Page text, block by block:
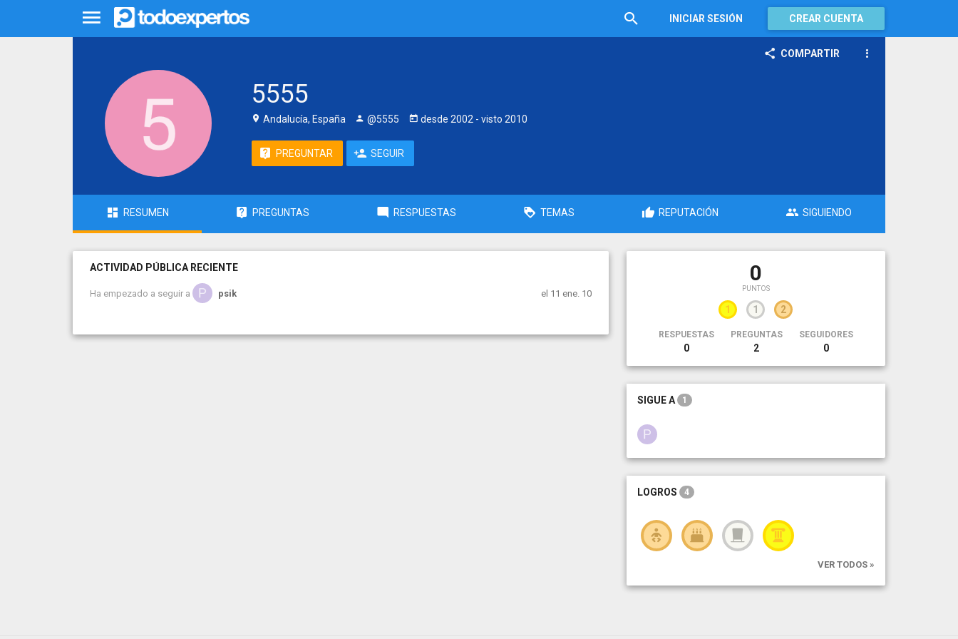
INICIAR SESIÓN CREAR CUENTA
COMPARTIR
5555
Andalucía, España @5555 desde 2002 - visto 2010
PREGUNTAR SEGUIR
RESUMEN PREGUNTAS RESPUESTAS TEMAS REPUTACIÓN SIGUIENDO
ACTIVIDAD PÚBLICA RECIENTE
Ha empezado a seguir a psik el 11 ene. 10
0
PUNTOS
1 1 2
RESPUESTAS
0
PREGUNTAS
2
SEGUIDORES
0
SIGUE A 1
LOGROS 4
VER TODOS »